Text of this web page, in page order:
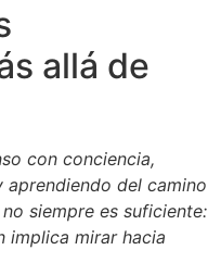
allá de
con conciencia,
del camino
siempre es suficiente:
implica mirar hacia